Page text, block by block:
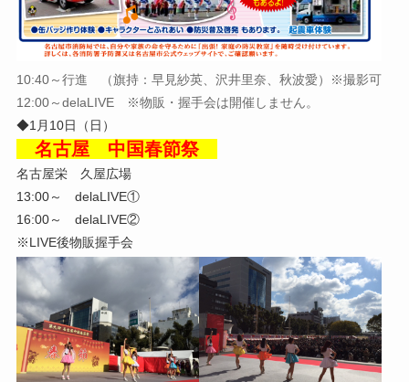
10:40～行進 （旗持：早見紗英、沢井里奈、秋波愛）※撮影可
12:00～delaLIVE ※物販・握手会は開催しません。
◆1月10日（日）
名古屋 中国春節祭
名古屋栄 久屋広場
13:00～ delaLIVE①
16:00～ delaLIVE②
※LIVE後物販握手会